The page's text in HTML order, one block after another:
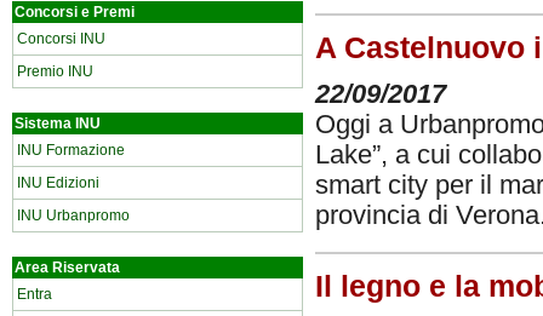
Concorsi e Premi
Concorsi INU
Premio INU
Sistema INU
INU Formazione
INU Edizioni
INU Urbanpromo
Area Riservata
Entra
A Castelnuovo
22/09/2017
Oggi a
Lake”, a cui
smart city per il
provincia di
Il legno e la